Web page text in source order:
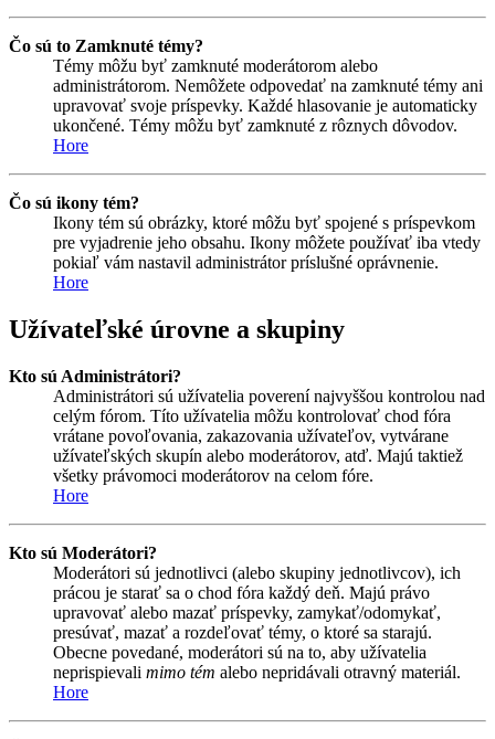
Čo sú to Zamknuté témy?
Témy môžu byť zamknuté moderátorom alebo
administrátorom. Nemôžete odpovedať na zamknuté témy ani
upravovať svoje príspevky. Každé hlasovanie je automaticky
ukončené. Témy môžu byť zamknuté z rôznych dôvodov.
Hore
Čo sú ikony tém?
Ikony tém sú obrázky, ktoré môžu byť spojené s príspevkom
pre vyjadrenie jeho obsahu. Ikony môžete používať iba vtedy
pokiaľ vám nastavil administrátor príslušné oprávnenie.
Hore
Užívateľské úrovne a skupiny
Kto sú Administrátori?
Administrátori sú užívatelia poverení najvyššou kontrolou nad
celým fórom. Títo užívatelia môžu kontrolovať chod fóra
vrátane povoľovania, zakazovania užívateľov, vytvárane
užívateľských skupín alebo moderátorov, atď. Majú taktiež
všetky právomoci moderátorov na celom fóre.
Hore
Kto sú Moderátori?
Moderátori sú jednotlivci (alebo skupiny jednotlivcov), ich
prácou je starať sa o chod fóra každý deň. Majú právo
upravovať alebo mazať príspevky, zamykať/odomykať,
presúvať, mazať a rozdeľovať témy, o ktoré sa starajú.
Obecne povedané, moderátori sú na to, aby užívatelia
neprispievali mimo tém alebo nepridávali otravný materiál.
Hore